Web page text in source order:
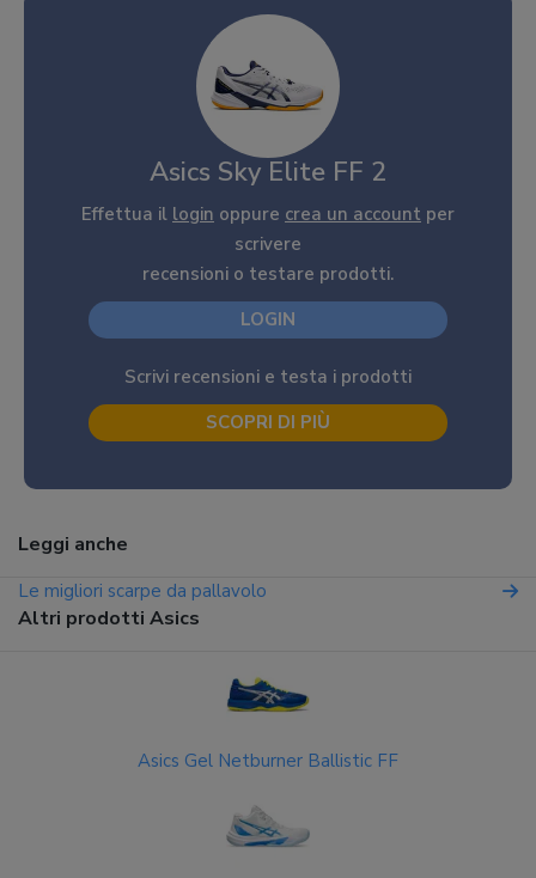
Asics Sky Elite FF 2
Effettua il login oppure crea un account per
scrivere
recensioni o testare prodotti.
LOGIN
Scrivi recensioni e testa i prodotti
SCOPRI DI PIÙ
Leggi anche
Le migliori scarpe da pallavolo
Altri prodotti Asics
Asics Gel Netburner Ballistic FF